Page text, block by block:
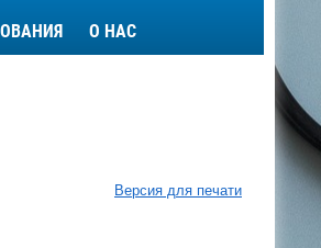
О НАС
Версия для печати